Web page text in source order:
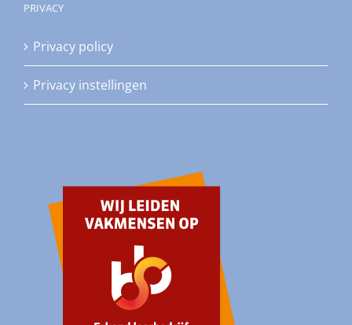
PRIVACY
Privacy policy
Privacy instellingen